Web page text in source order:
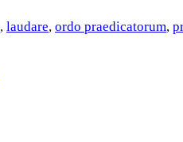
, laudare, ordo praedicatorum,